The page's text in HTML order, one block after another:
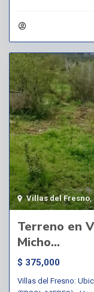
Villas del Fresno,
Terreno en
Micho...
$ 375,000
Villas del Fresno: